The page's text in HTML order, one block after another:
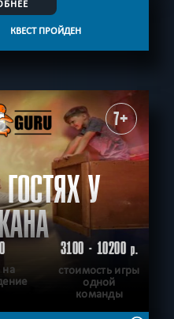
КВЕСТ ПРОЙДЕН
7+
У
на
3100 - 10200р.
стоимость игры
одной
команды